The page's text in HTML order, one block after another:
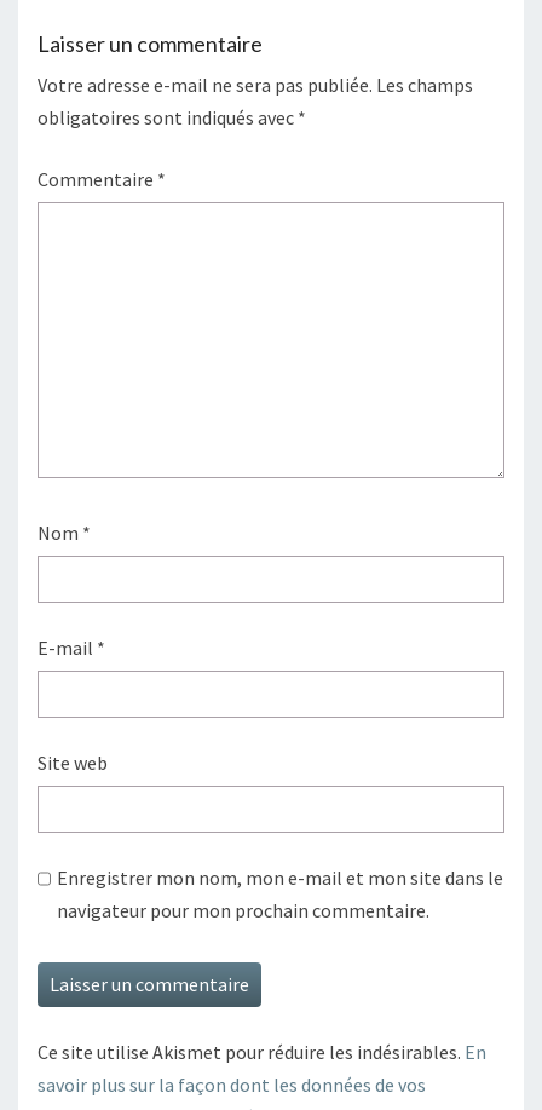
Laisser un commentaire
Votre adresse e-mail ne sera pas publiée. Les champs
obligatoires sont indiqués avec *
Commentaire *
Nom *
E-mail *
Site web
Enregistrer mon nom, mon e-mail et mon site dans le
navigateur pour mon prochain commentaire.
Ce site utilise Akismet pour réduire les indésirables. En
savoir plus sur la façon dont les données de vos